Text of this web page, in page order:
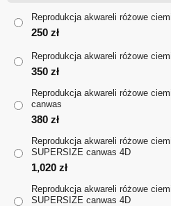
220
Reprodukcja akwareli różowe
250 zł
Reprodukcja akwareli różowe
350 zł
Reprodukcja akwareli różowe
canwas
380 zł
Reprodukcja akwareli różowe
SUPERSIZE canwas 4D
1,020 zł
Reprodukcja akwareli różowe
SUPERSIZE canwas 4D